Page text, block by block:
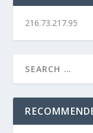
216.73.217.95